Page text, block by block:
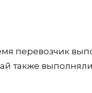
перевозчик
также выполняли